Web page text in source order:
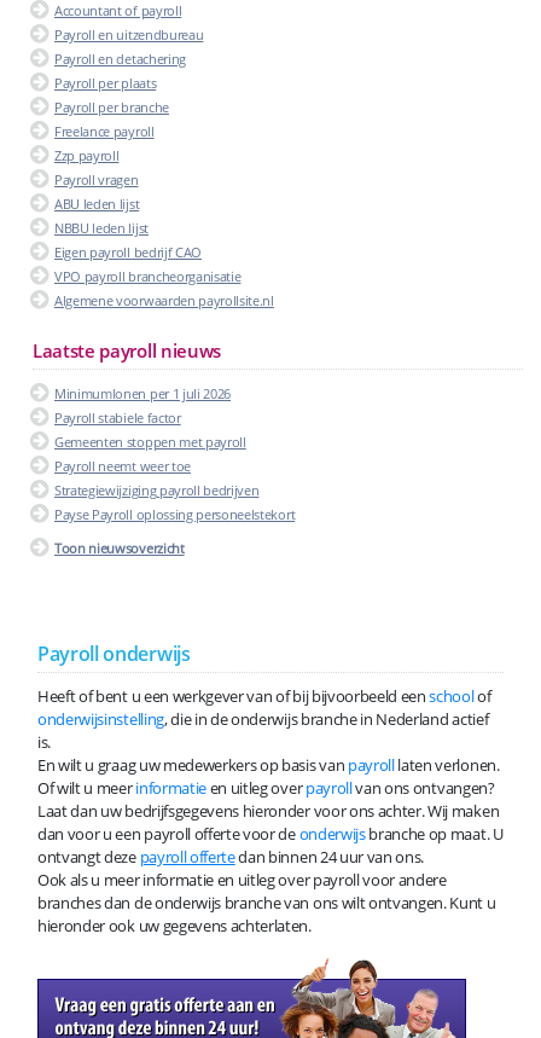
Accountant of payroll
Payroll en uitzendbureau
Payroll en detachering
Payroll per plaats
Payroll per branche
Freelance payroll
Zzp payroll
Payroll vragen
ABU leden lijst
NBBU leden lijst
Eigen payroll bedrijf CAO
VPO payroll brancheorganisatie
Algemene voorwaarden payrollsite.nl
Laatste payroll nieuws
Minimumlonen per 1 juli 2026
Payroll stabiele factor
Gemeenten stoppen met payroll
Payroll neemt weer toe
Strategiewijziging payroll bedrijven
Payse Payroll oplossing personeelstekort
Toon nieuwsoverzicht
Payroll onderwijs
Heeft of bent u een werkgever van of bij bijvoorbeeld eenschoolof
onderwijsinstelling, die in de onderwijs branche in Nederland actief
is.
En wilt u graag uw medewerkers op basis van payrolllaten verlonen.
Of wilt u meerinformatieen uitleg overpayrollvan ons ontvangen?
Laat dan uw bedrijfsgegevens hieronder voor ons achter. Wij maken
dan voor u een payroll offerte voor deonderwijsbranche op maat. U
ontvangt deze payroll offertedan binnen 24 uur van ons.
Ook als u meer informatie en uitleg over payroll voor andere
branches dan de onderwijs branche van ons wilt ontvangen. Kunt u
hieronder ook uw gegevens achterlaten.